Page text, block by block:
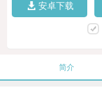
安卓下载
简介